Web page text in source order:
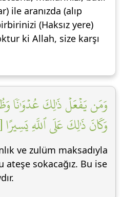
ile aranızda (alıp
(Haksız yere)
ki Allah, size karşı
وَمَن يَفۡعَلۡ ذَٰلِكَ عُدۡوَٰنٗا
وَكَانَ ذَٰلِكَ عَلَى ٱللَّهِ يَسِيرًا
ve zulüm maksadıyla
sokacağız. Bu ise